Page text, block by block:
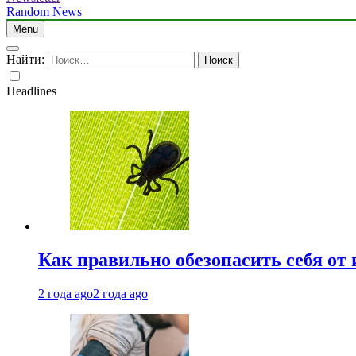
Random News
Menu
Найти:
Headlines
Как правильно обезопасить себя
2 года ago2 года ago